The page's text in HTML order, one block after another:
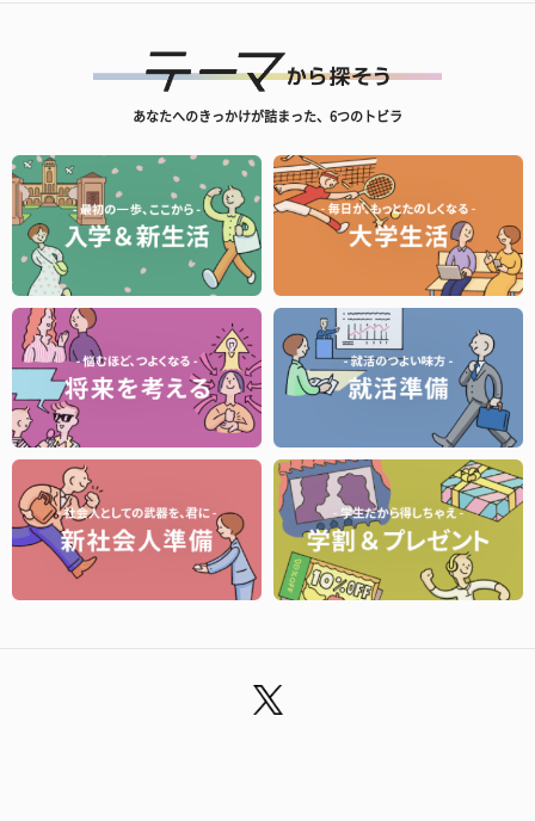
あなたへのきっかけが詰まった、6つのトビラ